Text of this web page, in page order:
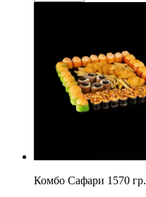
Комбо Сафари 1570 гр.